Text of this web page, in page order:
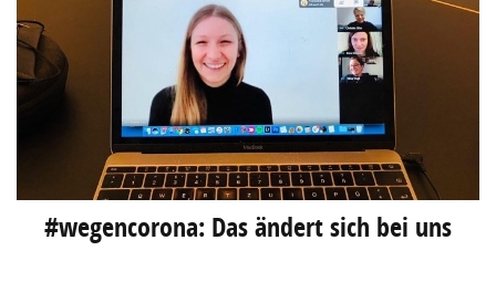
#wegencorona: Das ändert sich bei uns